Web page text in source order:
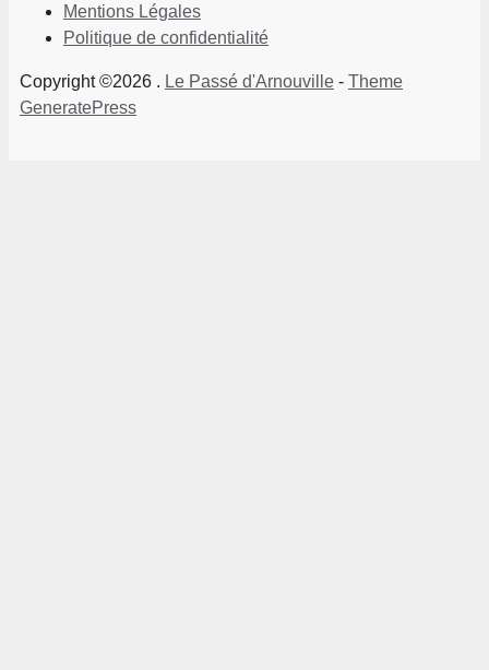
Mentions Légales
Politique de confidentialité
Copyright ©2026 . Le Passé d'Arnouville - Theme
GeneratePress